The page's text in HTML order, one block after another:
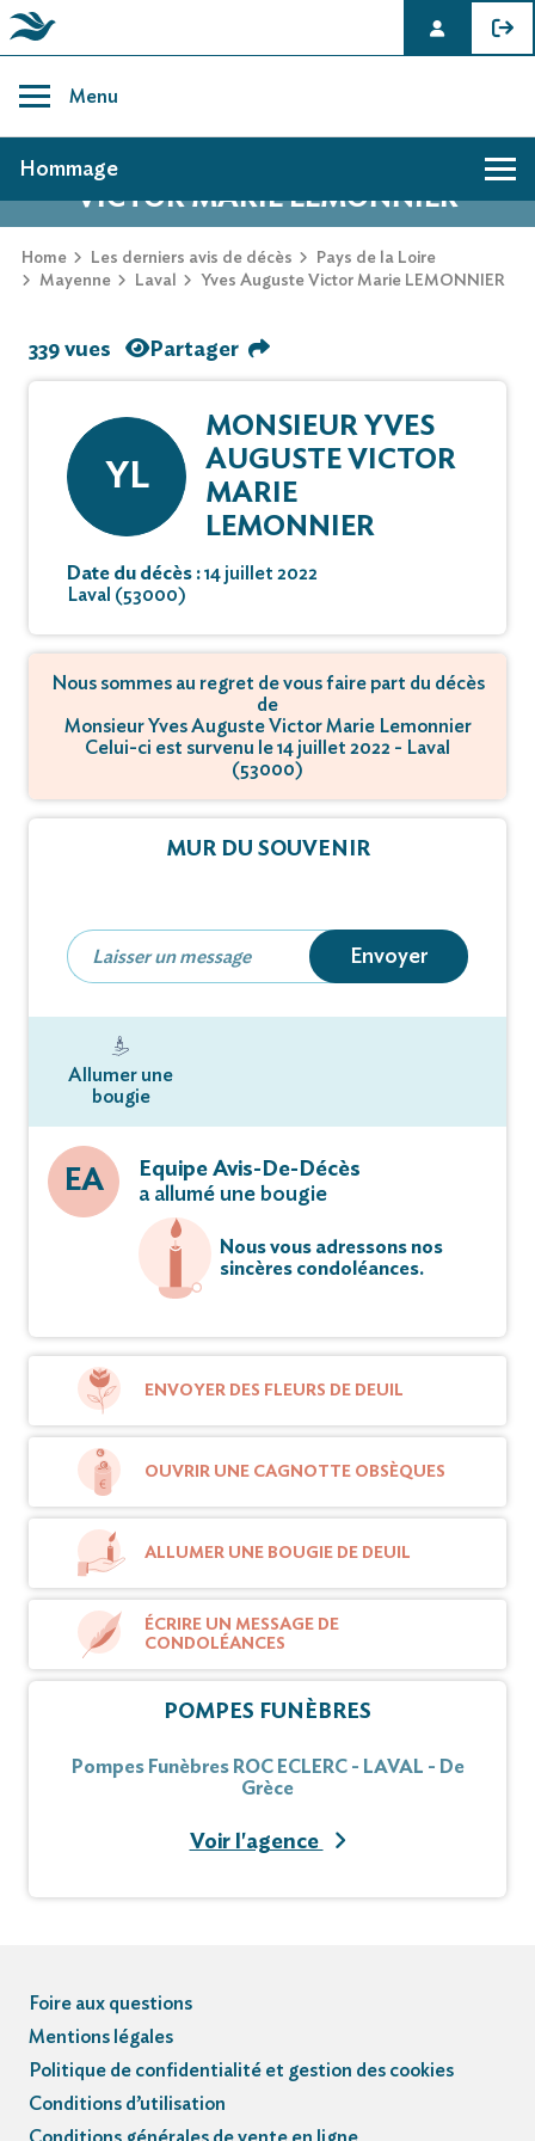
content
Menu
AVIS DE DÉCÈS DE YVES AUGUSTE
VICTOR MARIE LEMONNIER
Home Les derniers avis de décès
Pays de la Loire
Mayenne
Laval Yves Auguste Victor Marie LEMONNIER
Hommage
339 vues Partager
YL
MONSIEUR YVES
AUGUSTE VICTOR
MARIE
LEMONNIER
Date du décès :14 juillet 2022
Laval (53000)
Nous sommes au regret de vous faire part du décès
de
Monsieur Yves Auguste Victor Marie Lemonnier
Celui-ci est survenu le 14 juillet 2022 - Laval
(53000)
MUR DU SOUVENIR
Envoyer
Allumer une
bougie
EA
Equipe Avis-De-Décès
a allumé une bougie
Nous vous adressons nos
sincères condoléances.
ENVOYER DES FLEURS DE DEUIL
OUVRIR UNE CAGNOTTE OBSÈQUES
ALLUMER UNE BOUGIE DE DEUIL
ÉCRIRE UN MESSAGE DE
CONDOLÉANCES
POMPES FUNÈBRES
Pompes Funèbres ROC ECLERC - LAVAL - De
Grèce
Voir l'agence
Foire aux questions
Mentions légales
Politique de confidentialité et gestion des cookies
Conditions d’utilisation
Conditions générales de vente en ligne